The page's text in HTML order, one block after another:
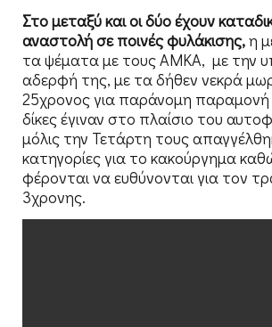
Στο μεταξύ και οι δύο έχουν
αναστολή σε ποινές φυλάκισης,η
τα ψέματα με τους ΑΜΚΑ, με την
αδερφή της, με τα δήθεν νεκρά
25χρονος για παράνομη
δίκες έγιναν στο πλαίσιο του
μόλις την Τετάρτη τους
κατηγορίες για το κακούργημα
φέρονται να ευθύνονται για τον
3χρονης.